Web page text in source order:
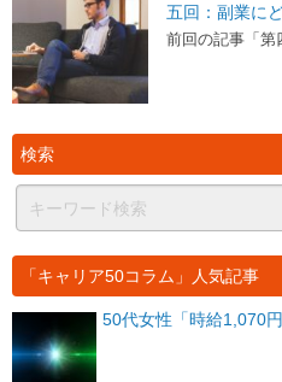
五回：副業に
前回の記事「第
検索
「キャリア50コラム」人気記事
50代女性「時給1,070